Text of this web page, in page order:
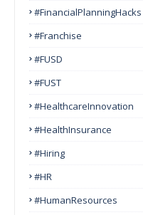
#FinancialPlanningHacks
#franchise
#FUSD
#FUST
#HealthcareInnovation
#HealthInsurance
#Hiring
#HR
#HumanResources